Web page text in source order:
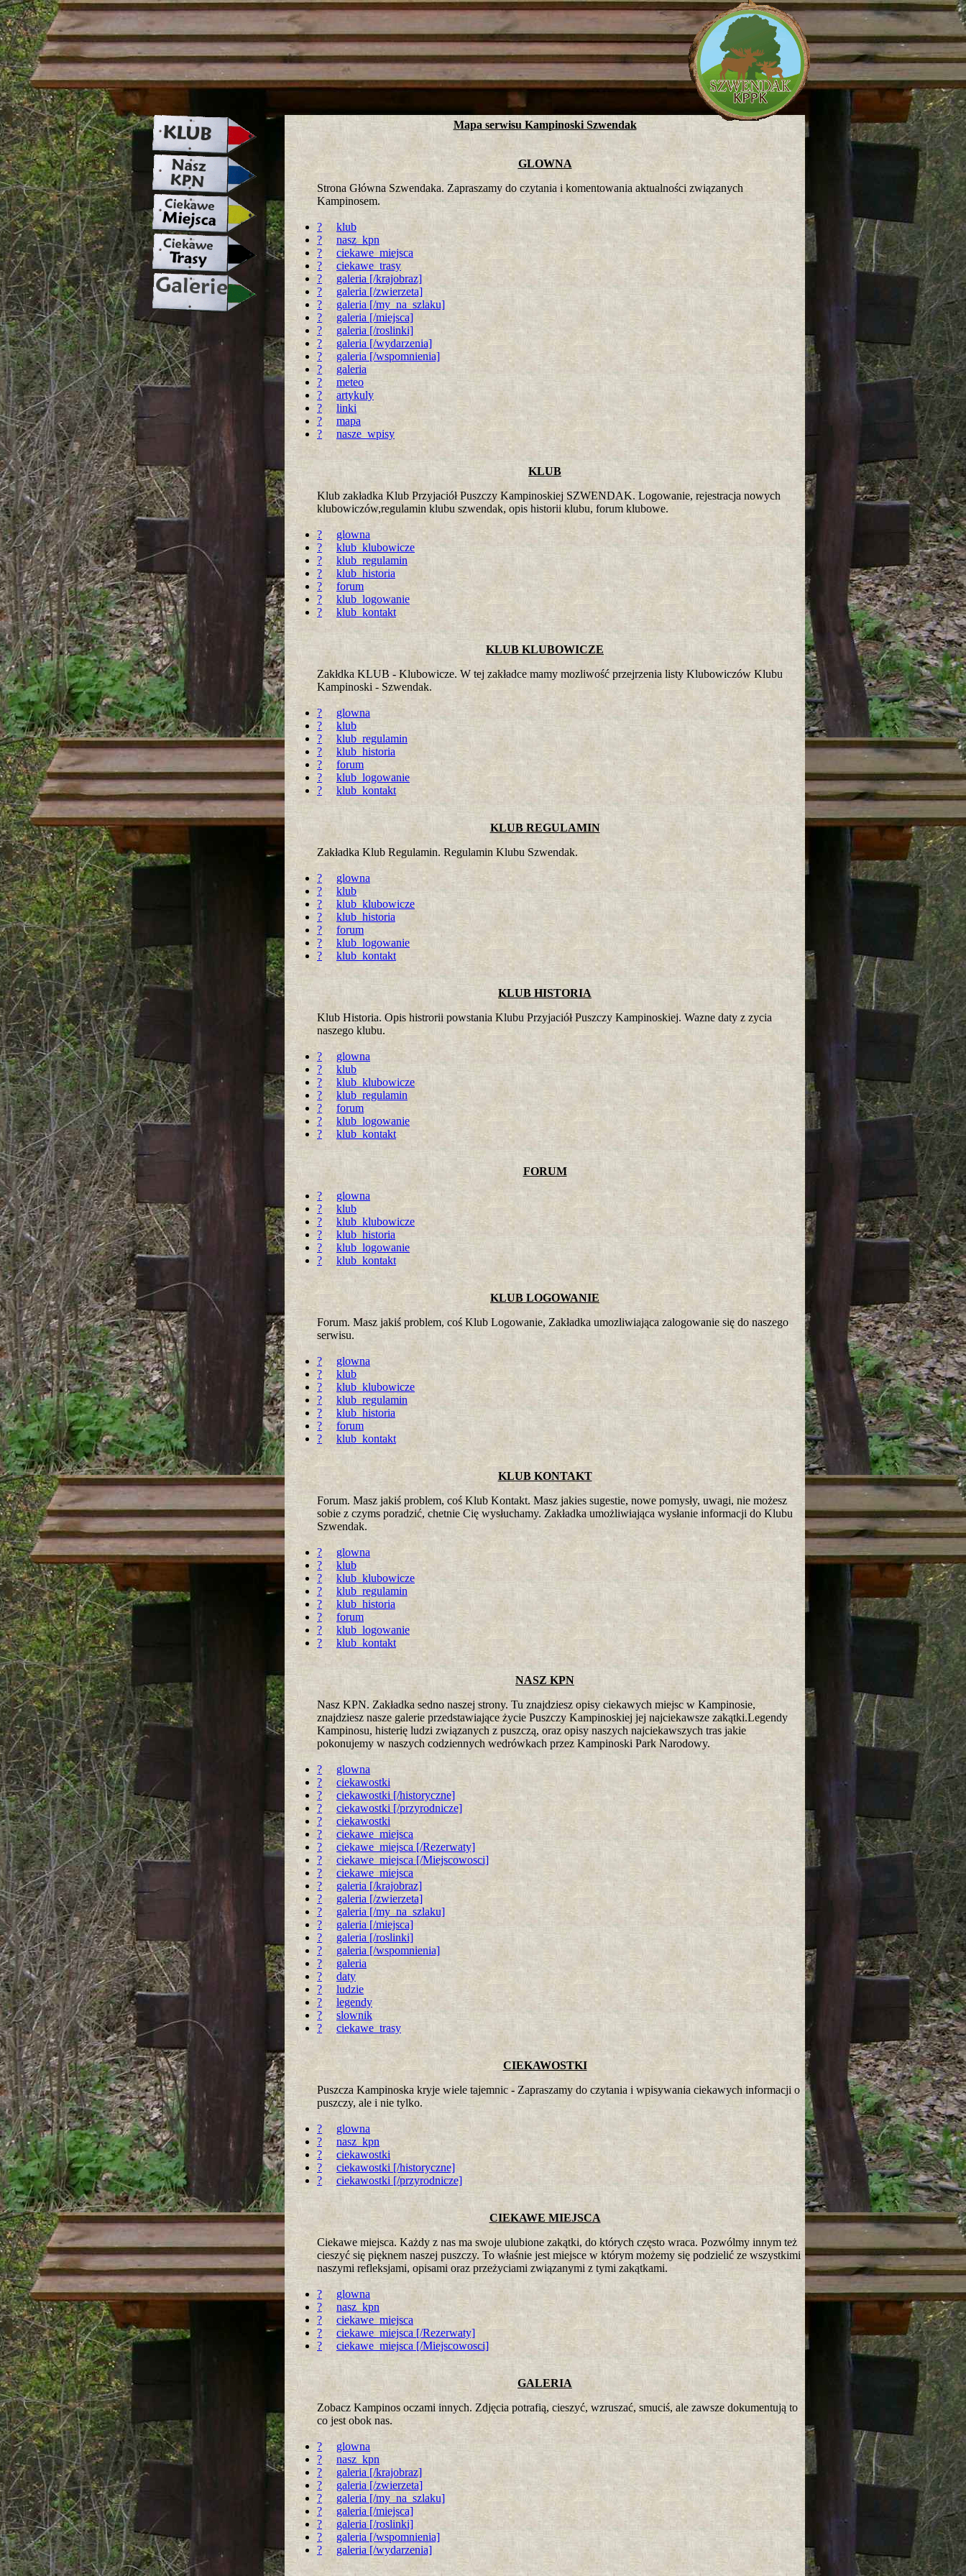
strona w naprawie zapraszamy jutro ;)
Mapa serwisu Kampinoski Szwendak
GLOWNA
Strona Główna Szwendaka. Zapraszamy do czytania i komentowania aktualności związanych
Kampinosem.
?
klub
?
nasz_kpn
?
ciekawe_miejsca
?
ciekawe_trasy
?
galeria [/krajobraz]
?
galeria [/zwierzeta]
?
galeria [/my_na_szlaku]
?
galeria [/miejsca]
?
galeria [/roslinki]
?
galeria [/wydarzenia]
?
galeria [/wspomnienia]
?
galeria
?
meteo
?
artykuly
?
linki
?
mapa
?
nasze_wpisy
KLUB
Klub zakładka Klub Przyjaciół Puszczy Kampinoskiej SZWENDAK. Logowanie, rejestracja nowych
klubowiczów,regulamin klubu szwendak, opis historii klubu, forum klubowe.
?
glowna
?
klub_klubowicze
?
klub_regulamin
?
klub_historia
?
forum
?
klub_logowanie
?
klub_kontakt
KLUB KLUBOWICZE
Zakłdka KLUB - Klubowicze. W tej zakładce mamy mozliwość przejrzenia listy Klubowiczów Klubu
Kampinoski - Szwendak.
?
glowna
?
klub
?
klub_regulamin
?
klub_historia
?
forum
?
klub_logowanie
?
klub_kontakt
KLUB REGULAMIN
Zakładka Klub Regulamin. Regulamin Klubu Szwendak.
?
glowna
?
klub
?
klub_klubowicze
?
klub_historia
?
forum
?
klub_logowanie
?
klub_kontakt
KLUB HISTORIA
Klub Historia. Opis histrorii powstania Klubu Przyjaciół Puszczy Kampinoskiej. Wazne daty z zycia
naszego klubu.
?
glowna
?
klub
?
klub_klubowicze
?
klub_regulamin
?
forum
?
klub_logowanie
?
klub_kontakt
FORUM
?
glowna
?
klub
?
klub_klubowicze
?
klub_historia
?
klub_logowanie
?
klub_kontakt
KLUB LOGOWANIE
Forum. Masz jakiś problem, coś Klub Logowanie, Zakładka umozliwiająca zalogowanie się do naszego
serwisu.
?
glowna
?
klub
?
klub_klubowicze
?
klub_regulamin
?
klub_historia
?
forum
?
klub_kontakt
KLUB KONTAKT
Forum. Masz jakiś problem, coś Klub Kontakt. Masz jakies sugestie, nowe pomysły, uwagi, nie możesz
sobie z czyms poradzić, chetnie Cię wysłuchamy. Zakładka umożliwiająca wysłanie informacji do Klubu
Szwendak.
?
glowna
?
klub
?
klub_klubowicze
?
klub_regulamin
?
klub_historia
?
forum
?
klub_logowanie
?
klub_kontakt
NASZ KPN
Nasz KPN. Zakładka sedno naszej strony. Tu znajdziesz opisy ciekawych miejsc w Kampinosie,
znajdziesz nasze galerie przedstawiające życie Puszczy Kampinoskiej jej najciekawsze zakątki.Legendy
Kampinosu, histerię ludzi związanych z puszczą, oraz opisy naszych najciekawszych tras jakie
pokonujemy w naszych codziennych wedrówkach przez Kampinoski Park Narodowy.
?
glowna
?
ciekawostki
?
ciekawostki [/historyczne]
?
ciekawostki [/przyrodnicze]
?
ciekawostki
?
ciekawe_miejsca
?
ciekawe_miejsca [/Rezerwaty]
?
ciekawe_miejsca [/Miejscowosci]
?
ciekawe_miejsca
?
galeria [/krajobraz]
?
galeria [/zwierzeta]
?
galeria [/my_na_szlaku]
?
galeria [/miejsca]
?
galeria [/roslinki]
?
galeria [/wspomnienia]
?
galeria
?
daty
?
ludzie
?
legendy
?
slownik
?
ciekawe_trasy
CIEKAWOSTKI
Puszcza Kampinoska kryje wiele tajemnic - Zapraszamy do czytania i wpisywania ciekawych informacji o
puszczy, ale i nie tylko.
?
glowna
?
nasz_kpn
?
ciekawostki
?
ciekawostki [/historyczne]
?
ciekawostki [/przyrodnicze]
CIEKAWE MIEJSCA
Ciekawe miejsca. Każdy z nas ma swoje ulubione zakątki, do których często wraca. Pozwólmy innym też
cieszyć się pięknem naszej puszczy. To właśnie jest miejsce w którym możemy się podzielić ze wszystkimi
naszymi refleksjami, opisami oraz przeżyciami związanymi z tymi zakątkami.
?
glowna
?
nasz_kpn
?
ciekawe_miejsca
?
ciekawe_miejsca [/Rezerwaty]
?
ciekawe_miejsca [/Miejscowosci]
GALERIA
Zobacz Kampinos oczami innych. Zdjęcia potrafią, cieszyć, wzruszać, smuciś, ale zawsze dokumentują to
co jest obok nas.
?
glowna
?
nasz_kpn
?
galeria [/krajobraz]
?
galeria [/zwierzeta]
?
galeria [/my_na_szlaku]
?
galeria [/miejsca]
?
galeria [/roslinki]
?
galeria [/wspomnienia]
?
galeria [/wydarzenia]